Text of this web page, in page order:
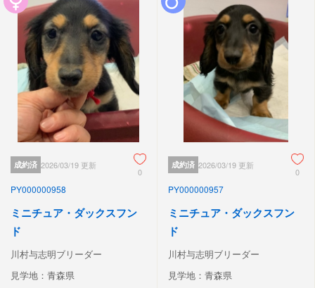
成約済 2026/03/19 更新
0
PY000000958
ミニチュア・ダックスフン
ド
川村与志明ブリーダー
見学地：青森県
成約済 2026/03/19 更新
0
PY000000957
ミニチュア・ダックスフン
ド
川村与志明ブリーダー
見学地：青森県